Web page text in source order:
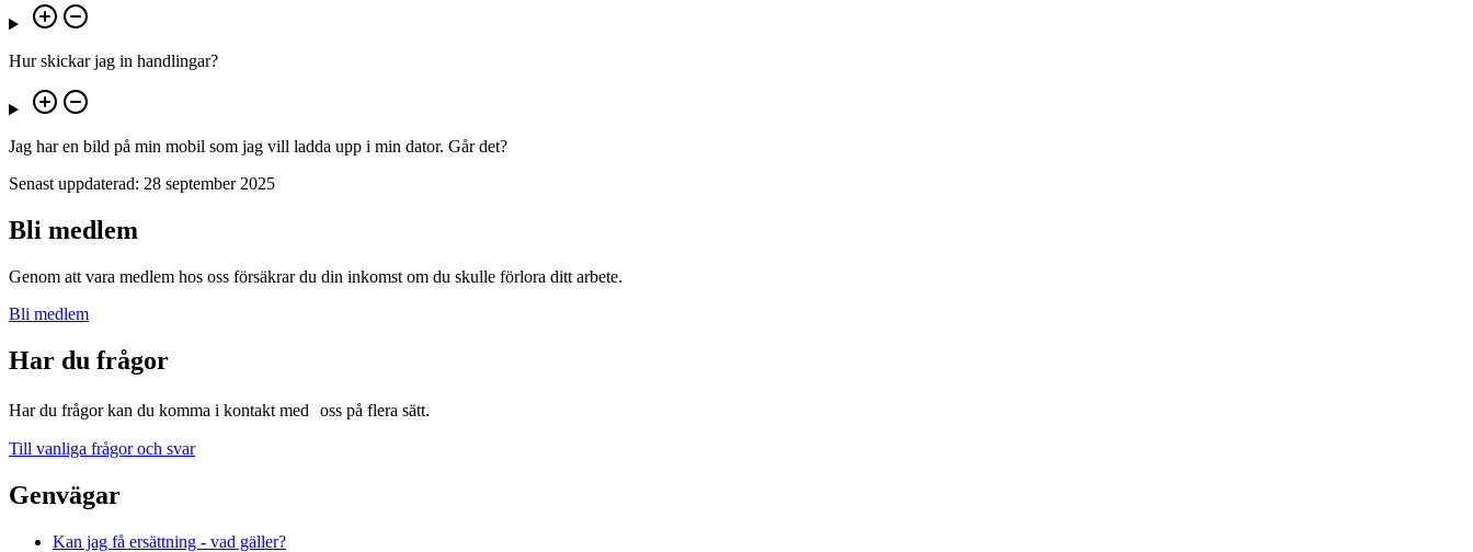
Hur skickar jag in handlingar?
Jag har en bild på min mobil som jag vill ladda upp i min dator. Går det?
Senast uppdaterad: 28 september 2025
Bli medlem
Genom att vara medlem hos oss försäkrar du din inkomst om du skulle förlora ditt arbete.
Bli medlem
Har du frågor
Har du frågor kan du komma i kontakt med oss på flera sätt.
Till vanliga frågor och svar
Genvägar
Kan jag få ersättning - vad gäller?